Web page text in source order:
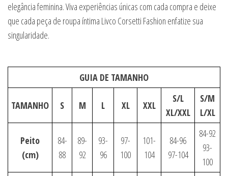
elegância feminina. Viva experiências únicas com cada compra e deixe
que cada peça de roupa íntima Livco Corsetti Fashion enfatize sua
singularidade.
GUIA DE TAMANHO
TAMANHO S M L XL XXL
S/L
XL/XXL
S/M
L/XL
Peito
(cm)
84-
88
89-
92
93-
96
97-
100
101-
104
84-96
97-104
84-92
93-
100